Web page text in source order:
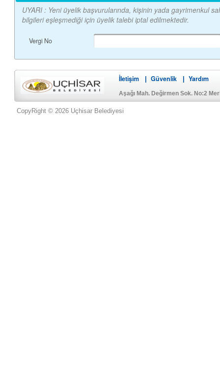
UYARI : Yeni üyelik başvurularında, kişinin yada gayrimenkul
bilgileri eşleşmediği için üyelik talebi iptal edilmektedir.
Vergi No
İletişim Güvenlik Yardım
Aşağı Mah. Değirmen Sok. No:2
CopyRight © 2026 Uçhisar Belediyesi